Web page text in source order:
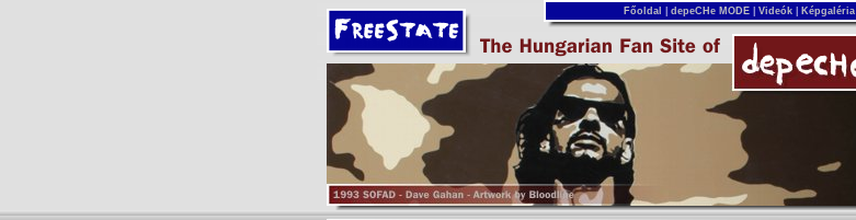
Főoldal depeCHe MODE Videók Képgaléria